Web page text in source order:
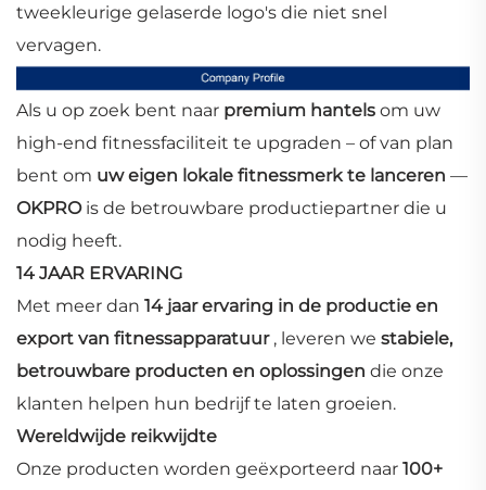
tweekleurige gelaserde logo's die niet snel
vervagen.
Als u op zoek bent naar premium hantels om uw
high-end fitnessfaciliteit te upgraden – of van plan
bent om uw eigen lokale fitnessmerk te lanceren —
OKPRO is de betrouwbare productiepartner die u
nodig heeft.
14 JAAR ERVARING
Met meer dan 14 jaar ervaring in de productie en
export van fitnessapparatuur , leveren we stabiele,
betrouwbare producten en oplossingen die onze
klanten helpen hun bedrijf te laten groeien.
Wereldwijde reikwijdte
Onze producten worden geëxporteerd naar 100+